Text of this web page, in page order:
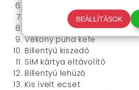
Vékony kemény kefe
Vékony puha kefe
Billentyű kiszedő
SIM kártya eltávolító
Billentyű lehúzó
Kis ívelt ecset
BEÁLLÍTÁSOK